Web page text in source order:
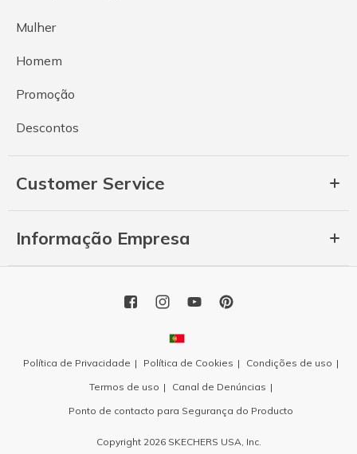
Mulher
Homem
Promoção
Descontos
Customer Service
Informação Empresa
Política de Privacidade Política de Cookies
Condições de uso
Termos de uso
Canal de Denúncias
Ponto de contacto para Segurança do Producto
Copyright 2026 SKECHERS USA, Inc.